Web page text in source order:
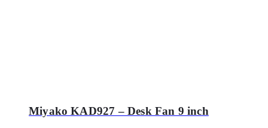
Miyako KAD927 – Desk Fan 9 inch